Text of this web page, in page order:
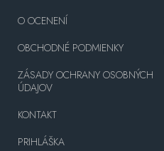
O OCENENÍ
OBCHODNÉ PODMIENKY
ZÁSADY OCHRANY OSOBNÝCH
ÚDAJOV
KONTAKT
PRIHLÁŠKA